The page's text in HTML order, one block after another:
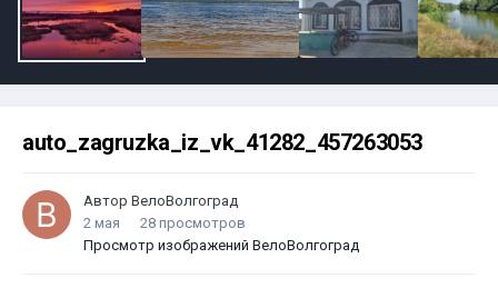
auto_zagruzka_iz_vk_41282_457263053
Автор ВелоВолгоград
2 мая
28 просмотров
Просмотр изображений ВелоВолгоград